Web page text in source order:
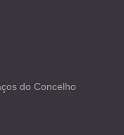
do Concelho